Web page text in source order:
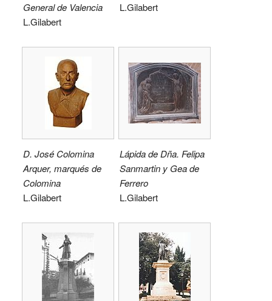
General de Valencia
L.Gilabert
L.Gilabert
D. José Colomina
Arquer, marqués de
Colomina
L.Gilabert
Lápida de Dña. Felipa
Sanmartin y Gea de
Ferrero
L.Gilabert